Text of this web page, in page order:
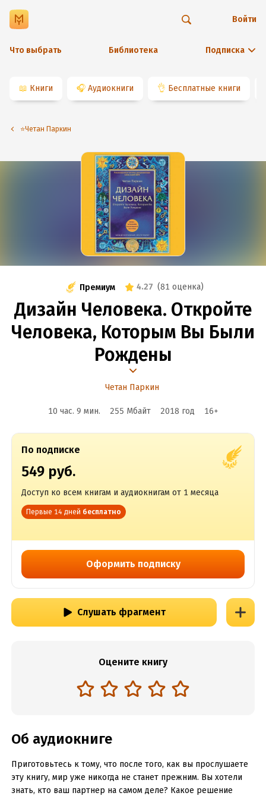
Что выбрать Библиотека Подписка
Войти
📖 Книги 🎧 Аудиокниги 👌 Бесплатные книги
⭐️Четан Паркин
Премиум 4.27 (81 оценка)
Дизайн Человека. Откройте
Человека, Которым Вы Были
Рождены
Четан Паркин
10 час. 9 мин. 255 Мбайт 2018 год 16+
По подписке
549 руб.
Доступ ко всем книгам и аудиокнигам от 1 месяца
Первые 14 дней бесплатно
Оформить подписку
Слушать фрагмент
Оцените книгу
Об аудиокниге
Приготовьтесь к тому, что после того, как вы прослушаете
эту книгу, мир уже никогда не станет прежним. Вы хотели
знать, кто ваш партнер на самом деле? Какое решение